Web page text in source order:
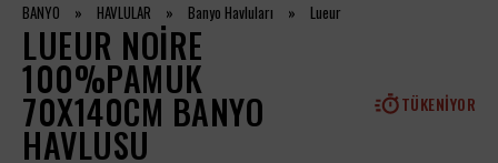
BANYO » HAVLULAR » Banyo Havluları » Lueur
LUEUR NOIRE
100%PAMUK
70X140CM BANYO
HAVLUSU
TÜKENIYOR